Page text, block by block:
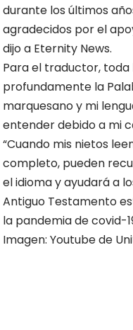
durante los últimos
agradecidos por el
dijo a Eternity News.
Para el traductor, toda
profundamente la
marquesano y mi
entender debido a mi
“Cuando mis nietos
completo, pueden
el idioma y ayudará a
Antiguo Testamento
la pandemia de covid-
Imagen: Youtube de